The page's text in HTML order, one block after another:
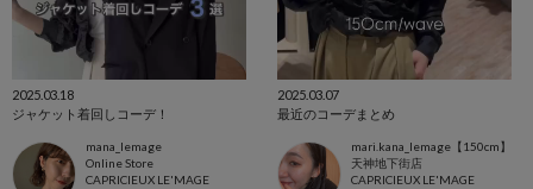
2025.03.18
ジャケット着回しコーデ！
mana_lemage
Online Store
CAPRICIEUX LE'MAGE
2025.03.07
最近のコーデまとめ
mari.kana_lemage【150cm】
天神地下街店
CAPRICIEUX LE'MAGE